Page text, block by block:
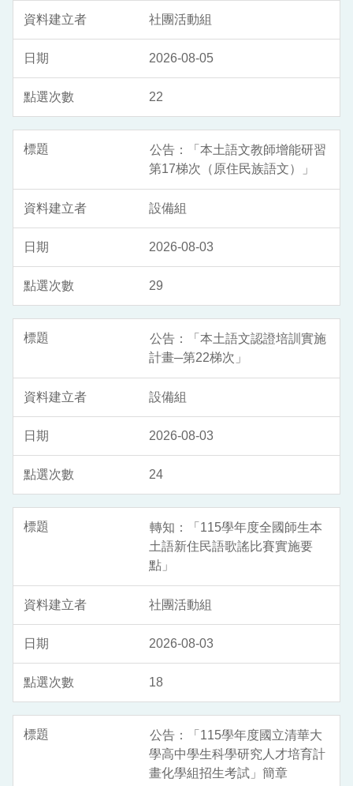
社團活動組
2026-08-05
22
公告：「本土語文教師增能研習
第17梯次（原住民族語文）」
設備組
2026-08-03
29
公告：「本土語文認證培訓實施
計畫─第22梯次」
設備組
2026-08-03
24
轉知：「115學年度全國師生本
土語新住民語歌謠比賽實施要
點」
社團活動組
2026-08-03
18
公告：「115學年度國立清華大
學高中學生科學研究人才培育計
畫化學組招生考試」簡章